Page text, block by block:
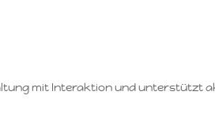
mit Interaktion und unterstützt